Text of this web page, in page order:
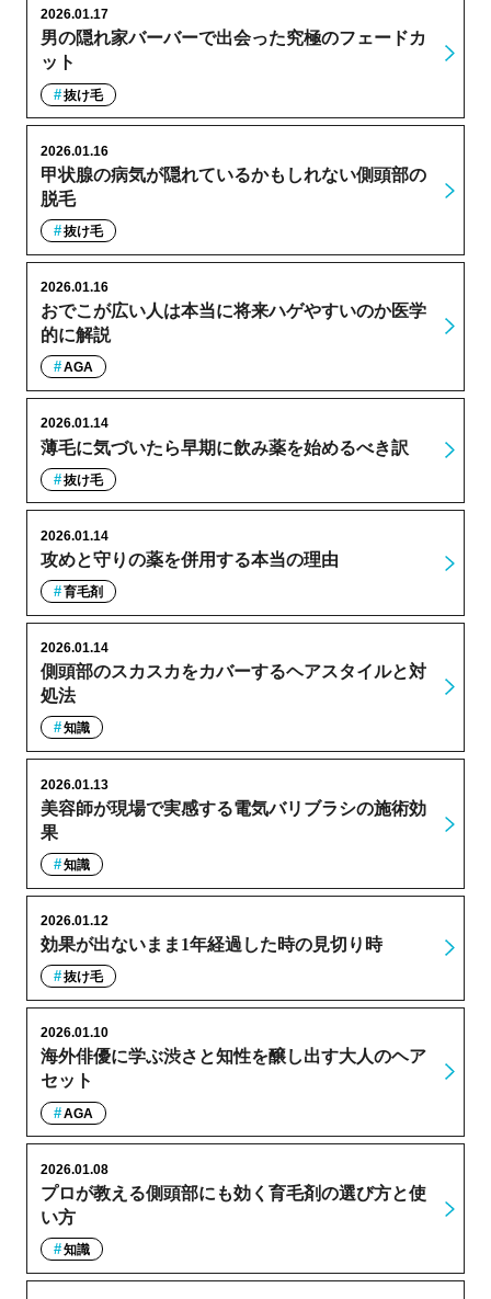
男の隠れ家バーバーで出会った究極のフェードカ
ット
2026.01.17
抜け毛
甲状腺の病気が隠れているかもしれない側頭部の
脱毛
2026.01.16
抜け毛
おでこが広い人は本当に将来ハゲやすいのか医学
的に解説
2026.01.16
AGA
薄毛に気づいたら早期に飲み薬を始めるべき訳
2026.01.14
抜け毛
攻めと守りの薬を併用する本当の理由
2026.01.14
育毛剤
側頭部のスカスカをカバーするヘアスタイルと対
処法
2026.01.14
知識
美容師が現場で実感する電気バリブラシの施術効
果
2026.01.13
知識
効果が出ないまま1年経過した時の見切り時
2026.01.12
抜け毛
海外俳優に学ぶ渋さと知性を醸し出す大人のヘア
セット
2026.01.10
AGA
プロが教える側頭部にも効く育毛剤の選び方と使
い方
2026.01.08
知識